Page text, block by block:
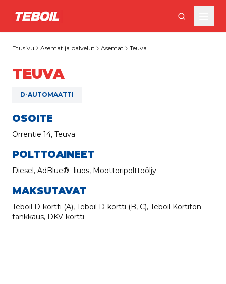
Siirry pääsisältöön
Etusivu Asemat ja palvelut Asemat Teuva
TEUVA
D-AUTOMAATTI
OSOITE
Orrentie 14, Teuva
POLTTOAINEET
Diesel, AdBlue® -liuos, Moottoripolttoöljy
MAKSUTAVAT
Teboil D-kortti (A), Teboil D-kortti (B, C), Teboil Kortiton
tankkaus, DKV-kortti